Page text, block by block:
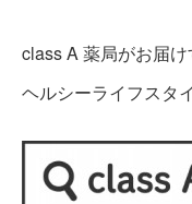
class A 薬局がお届け
ヘルシーライフスタ